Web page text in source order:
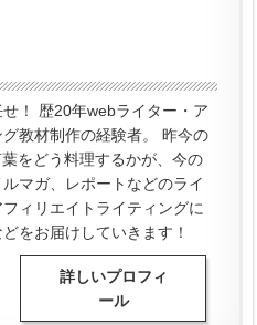
！ 歴20年webライター・ア
教材制作の経験者。 昨今の
をどう料理するかが、今の
マガ、レポートなどのライ
ィリエイトライティングに
をお届けしていきます！
詳しいプロフィ
ール